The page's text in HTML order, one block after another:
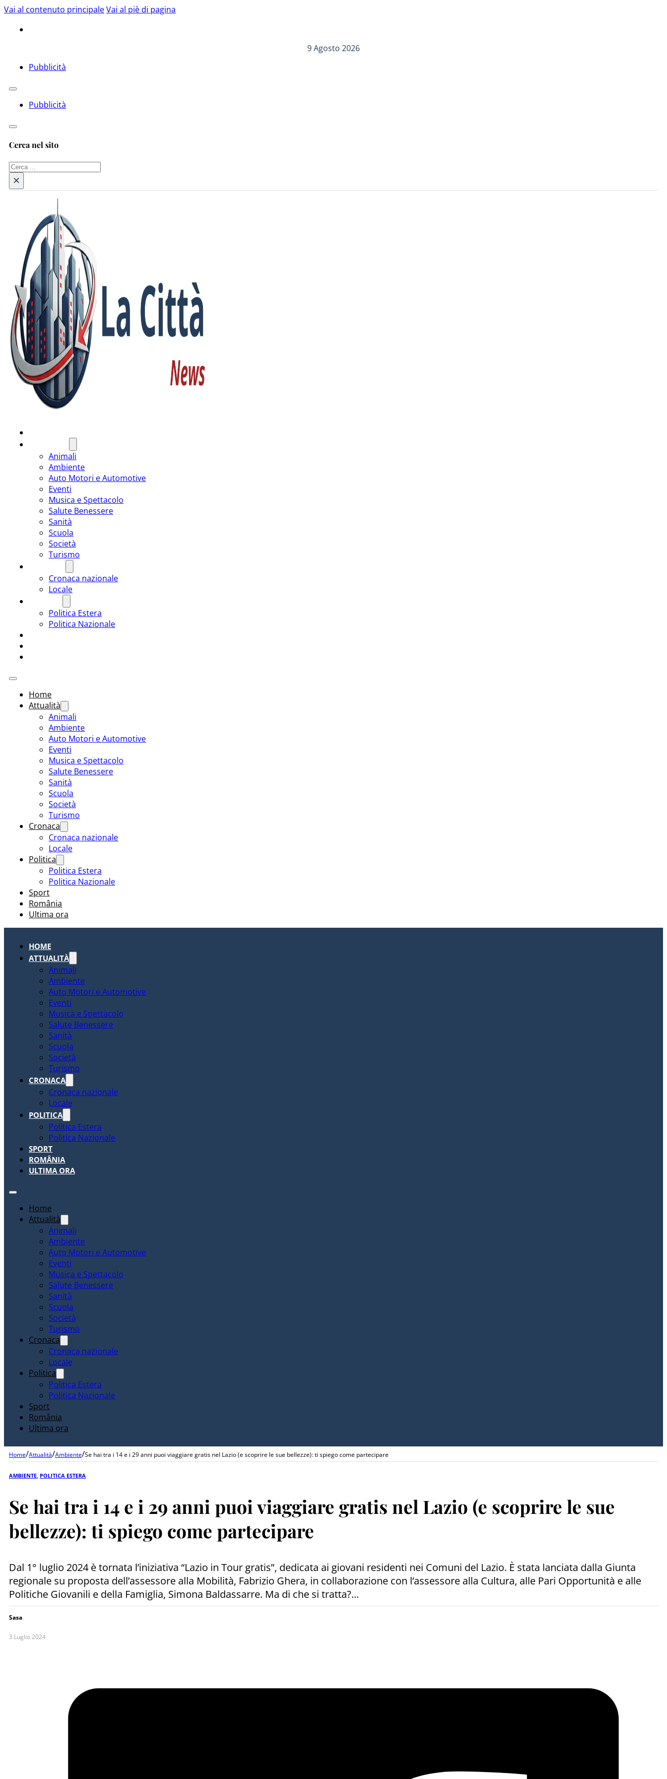
Vai al contenuto principaleVai al piè di pagina
9 Agosto 2026
Pubblicità
Pubblicità
Cerca nel sito
Cerca
×
Animali
Ambiente
Auto Motori e Automotive
Eventi
Musica e Spettacolo
Salute Benessere
Sanità
Scuola
Società
Turismo
Cronaca nazionale
Locale
Politica Estera
Politica Nazionale
Home
Attualità
Animali
Ambiente
Auto Motori e Automotive
Eventi
Musica e Spettacolo
Salute Benessere
Sanità
Scuola
Società
Turismo
Cronaca
Cronaca nazionale
Locale
Politica
Politica Estera
Politica Nazionale
Sport
România
Ultima ora
HOME
ATTUALITÀ
Animali
Ambiente
Auto Motori e Automotive
Eventi
Musica e Spettacolo
Salute Benessere
Sanità
Scuola
Società
Turismo
CRONACA
Cronaca nazionale
Locale
POLITICA
Politica Estera
Politica Nazionale
SPORT
ROMÂNIA
ULTIMA ORA
Home
Attualità
Animali
Ambiente
Auto Motori e Automotive
Eventi
Musica e Spettacolo
Salute Benessere
Sanità
Scuola
Società
Turismo
Cronaca
Cronaca nazionale
Locale
Politica
Politica Estera
Politica Nazionale
Sport
România
Ultima ora
Home/Attualità/Ambiente/Se hai tra i 14 e i 29 anni puoi viaggiare gratis nel Lazio (e scoprire le sue bellezze): ti spiego come partecipare
AMBIENTE POLITICA ESTERA
Se hai tra i 14 e i 29 anni puoi viaggiare gratis nel Lazio (e scoprire le sue
bellezze): ti spiego come partecipare
Dal 1° luglio 2024 è tornata l’iniziativa “Lazio in Tour gratis”, dedicata ai giovani residenti nei Comuni del Lazio. È stata lanciata dalla Giunta
regionale su proposta dell’assessore alla Mobilità, Fabrizio Ghera, in collaborazione con l’assessore alla Cultura, alle Pari Opportunità e alle
Politiche Giovanili e della Famiglia, Simona Baldassarre. Ma di che si tratta?...
Sasa
3 Luglio 2024